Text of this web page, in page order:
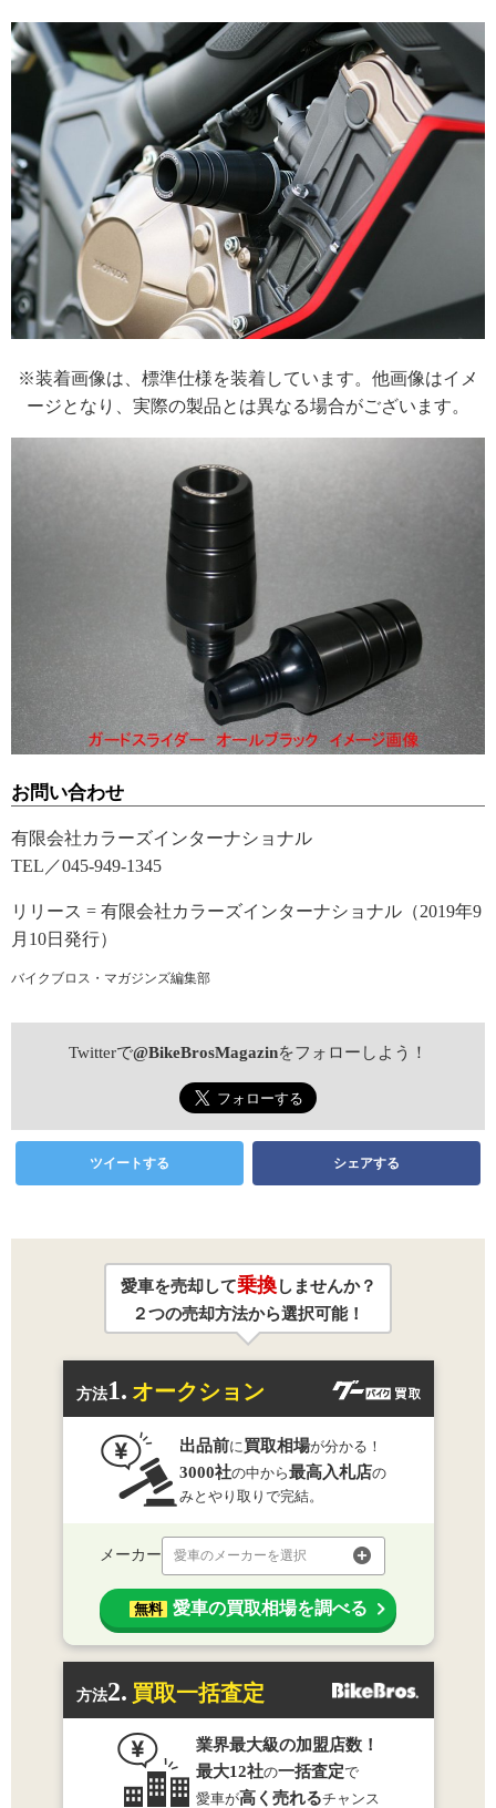
※装着画像は、標準仕様を装着しています。他画像はイメ
ージとなり、実際の製品とは異なる場合がございます。
お問い合わせ
有限会社カラーズインターナショナル
TEL／045-949-1345
リリース = 有限会社カラーズインターナショナル（2019年9
月10日発行）
バイクブロス・マガジンズ編集部
Twitterで@BikeBrosMagazinをフォローしよう！
ツイートする シェアする
愛車を売却して乗換しませんか？
２つの売却方法から選択可能！
方法1. オークション
出品前に 買取相場が分かる！
3000社の中から最高入札店の
みとやり取りで完結。
メーカー 愛車のメーカーを選択
無料 愛車の買取相場を調べる
方法2. 買取一括査定
業界最大級の加盟店数！
最大12社の一括査定で
愛車が高く売れるチャンス